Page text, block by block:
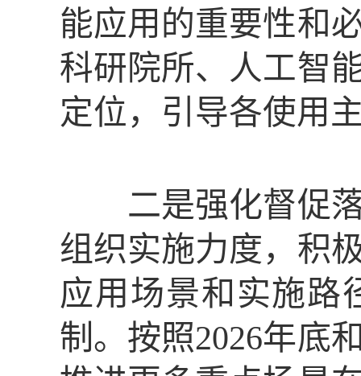
能应用的重要性和
科研院所、人工智
定位，引导各使用
二是强化督促落
组织实施力度，积
应用场景和实施路
制。按照2026年底